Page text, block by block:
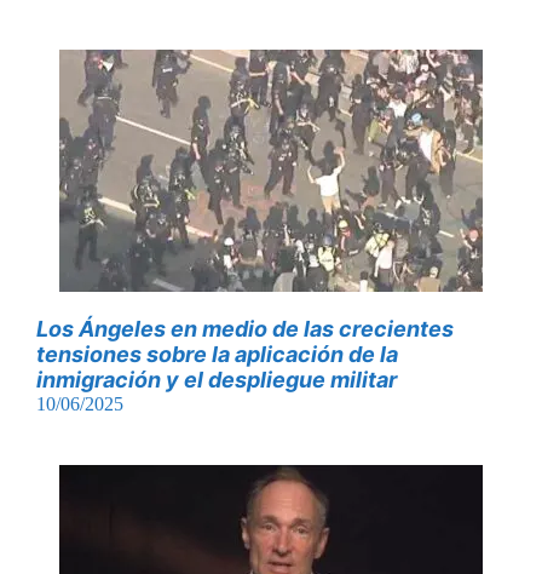
Los Ángeles en medio de las crecientes
tensiones sobre la aplicación de la
inmigración y el despliegue militar
10/06/2025